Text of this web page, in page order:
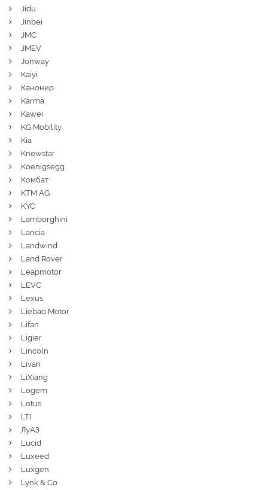
Jidu
Jinbei
JMC
JMEV
Jonway
Kaiyi
Канонир
Karma
Kawei
KG Mobility
Kia
Knewstar
Koenigsegg
Комбат
KTM AG
KYC
Lamborghini
Lancia
Landwind
Land Rover
Leapmotor
LEVC
Lexus
Liebao Motor
Lifan
Ligier
Lincoln
Livan
LiXiang
Logem
Lotus
LTI
ЛуАЗ
Lucid
Luxeed
Luxgen
Lynk & Co